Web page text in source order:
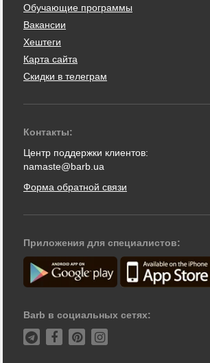
Обучающие программы
Вакансии
Хештеги
Карта сайта
Скидки в телеграм
Контакты:
Центр поддержки клиентов:
namaste@barb.ua
Форма обратной связи
Приложения для специалистов:
Barb в социальных сетях: